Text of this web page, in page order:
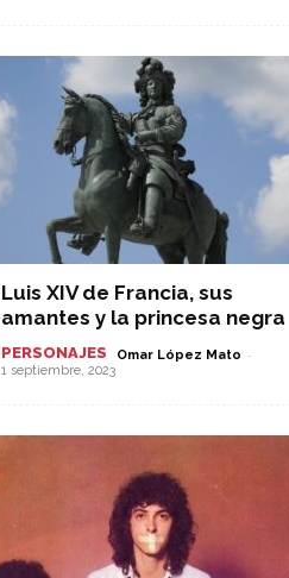
Luis XIV de Francia, sus
amantes y la princesa negra
PERSONAJES Omar López Mato -
1 septiembre, 2023